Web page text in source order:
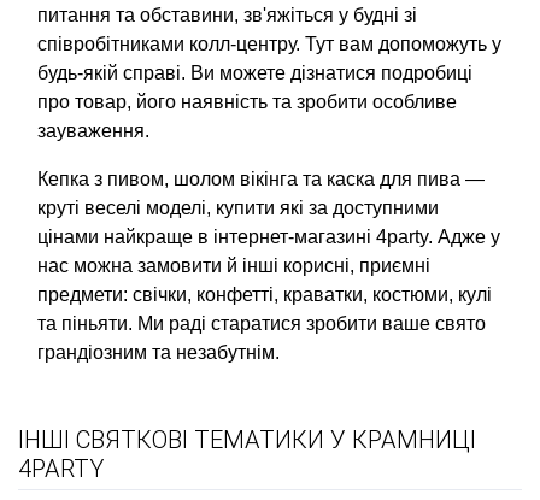
питання та обставини, зв'яжіться у будні зі
співробітниками колл-центру. Тут вам допоможуть у
будь-якій справі. Ви можете дізнатися подробиці
про товар, його наявність та зробити особливе
зауваження.
Кепка з пивом, шолом вікінга та каска для пива —
круті веселі моделі, купити які за доступними
цінами найкраще в інтернет-магазині 4party. Адже у
нас можна замовити й інші корисні, приємні
предмети: свічки, конфетті, краватки, костюми, кулі
та піньяти. Ми раді старатися зробити ваше свято
грандіозним та незабутнім.
ІНШІ СВЯТКОВІ ТЕМАТИКИ У КРАМНИЦІ
4PARTY